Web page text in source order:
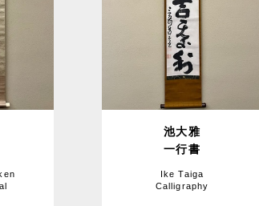
池大雅
一行書
Ike Taiga
Calligraphy